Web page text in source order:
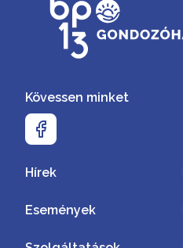
Kövessen minket
Hírek
Események